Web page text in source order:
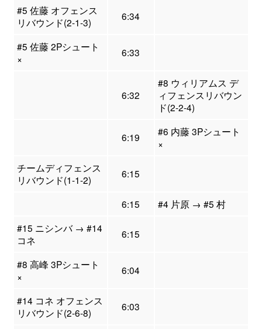
#5 佐藤 オフェンス
リバウンド(2-1-3)
6:34
#5 佐藤 2Pシュート
×
6:33
6:32
#8 ウィリアムス デ
ィフェンスリバウン
ド(2-2-4)
6:19
#6 内藤 3Pシュート
×
チームディフェンス
リバウンド(1-1-2)
6:15
6:15
#4 片原 → #5 村
#15 ニシンバ → #14
コネ
6:15
#8 高峰 3Pシュート
×
6:04
#14 コネ オフェンス
リバウンド(2-6-8)
6:03